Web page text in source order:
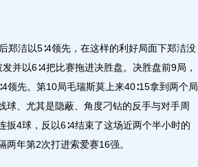
洁以5∶4领先，在这样的利好局面下郑洁没
并以6∶4把比赛拖进决胜盘。决胜盘前9局，
领先。第10局毛瑞斯莫上来40∶15拿到两个局
球、尤其是隐蔽、角度刁钻的反手与对手周
扳4球，反以6∶4结束了这场近两个半小时的
年第2次打进索爱赛16强。